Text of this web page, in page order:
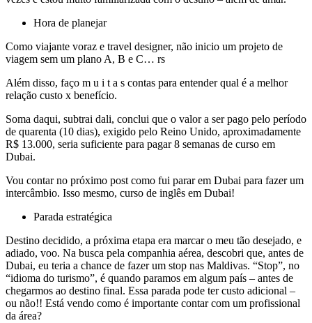
Hora de planejar
Como viajante voraz e travel designer, não inicio um projeto de
viagem sem um plano A, B e C… rs
Além disso, faço m u i t a s contas para entender qual é a melhor
relação custo x benefício.
Soma daqui, subtrai dali, conclui que o valor a ser pago pelo período
de quarenta (10 dias), exigido pelo Reino Unido, aproximadamente
R$ 13.000, seria suficiente para pagar 8 semanas de curso em
Dubai.
Vou contar no próximo post como fui parar em Dubai para fazer um
intercâmbio. Isso mesmo, curso de inglês em Dubai!
Parada estratégica
Destino decidido, a próxima etapa era marcar o meu tão desejado, e
adiado, voo. Na busca pela companhia aérea, descobri que, antes de
Dubai, eu teria a chance de fazer um stop nas Maldivas. “Stop”, no
“idioma do turismo”, é quando paramos em algum país – antes de
chegarmos ao destino final. Essa parada pode ter custo adicional –
ou não!! Está vendo como é importante contar com um profissional
da área?